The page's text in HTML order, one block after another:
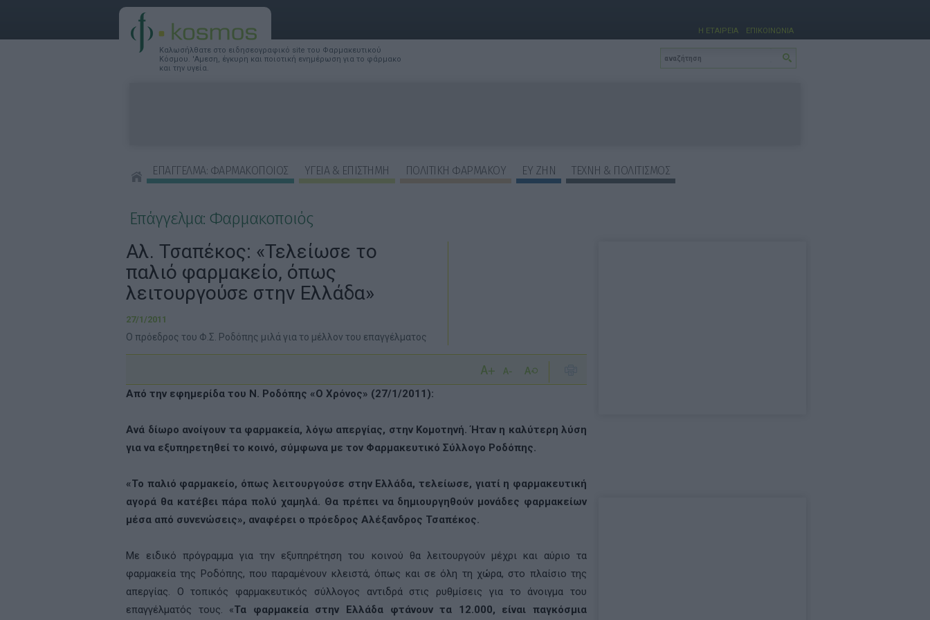
Καλωσήλθατε στο ειδησεογραφικό site του Φαρμακευτικού
Κόσμου. 'Αμεση, έγκυρη και ποιοτική ενημέρωση για το φάρμακο
και την υγεία.
Η ΕΤΑΙΡΕΙΑ ΕΠΙΚΟΙΝΩΝΙΑ
ΕΠΑΓΓΕΛΜΑ: ΦΑΡΜΑΚΟΠΟΙΟΣ ΥΓΕΙΑ & ΕΠΙΣΤΗΜΗ ΠΟΛΙΤΙΚΗ ΦΑΡΜΑΚΟΥ ΕΥ ΖΗΝ
ΤΕΧΝΗ & ΠΟΛΙΤΙΣΜΟΣ
Επάγγελμα: Φαρμακοποιός
Αλ. Τσαπέκος: «Τελείωσε το
παλιό φαρμακείο, όπως
λειτουργούσε στην Ελλάδα»
27/1/2011
Ο πρόεδρος του Φ.Σ. Ροδόπης μιλά για το μέλλον του επαγγέλματος
Από την εφημερίδα του Ν. Ροδόπης «Ο Χρόνος» (27/1/2011):
Ανά δίωρο ανοίγουν τα φαρμακεία, λόγω απεργίας, στην Κομοτηνή. Ήταν η καλύτερη λύση
για να εξυπηρετηθεί το κοινό, σύμφωνα με τον Φαρμακευτικό Σύλλογο Ροδόπης.
«Το παλιό φαρμακείο, όπως λειτουργούσε στην Ελλάδα, τελείωσε, γιατί η φαρμακευτική
αγορά θα κατέβει πάρα πολύ χαμηλά. Θα πρέπει να δημιουργηθούν μονάδες φαρμακείων
μέσα από συνενώσεις», αναφέρει ο πρόεδρος Αλέξανδρος Τσαπέκος.
Με ειδικό πρόγραμμα για την εξυπηρέτηση του κοινού θα λειτουργούν μέχρι και αύριο τα
φαρμακεία της Ροδόπης, που παραμένουν κλειστά, όπως και σε όλη τη χώρα, στο πλαίσιο της
απεργίας. Ο τοπικός φαρμακευτικός σύλλογος αντιδρά στις ρυθμίσεις για το άνοιγμα του
επαγγέλματός τους. «Τα φαρμακεία στην Ελλάδα φτάνουν τα 12.000, είναι παγκόσμια